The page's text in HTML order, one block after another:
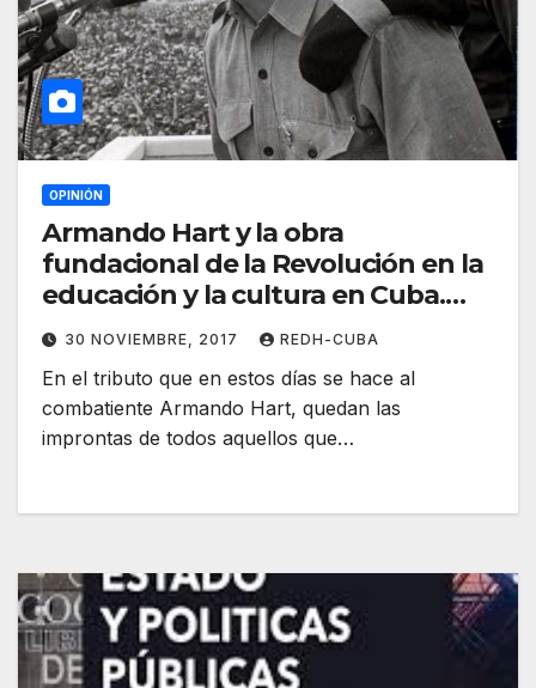
OPINIÓN
Armando Hart y la obra
fundacional de la Revolución en la
educación y la cultura en Cuba.
Wilkie Delgado Correa
30 NOVIEMBRE, 2017 REDH-CUBA
En el tributo que en estos días se hace al
combatiente Armando Hart, quedan las
improntas de todos aquellos que…